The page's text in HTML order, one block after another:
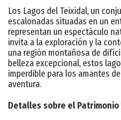
Los Lagos del Teixidal, un
escalonadas situadas en un
representan un espectáculo
invita a la exploración y la
una región montañosa de
belleza excepcional, estos
imperdible para los amantes
aventura.
Detalles sobre el